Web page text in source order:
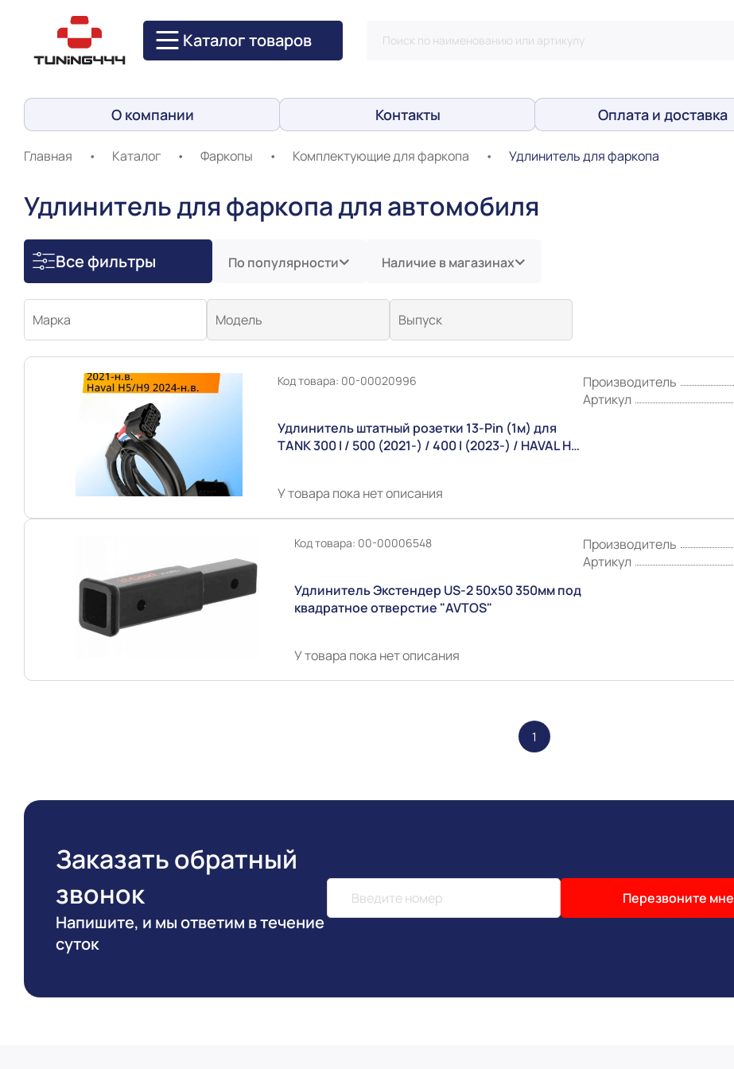
Каталог товаров
О компании Контакты Оплата и доставка
Главная • Каталог • Фаркопы • Комплектующие для фаркопа • Удлинитель для фаркопа
Удлинитель для фаркопа для автомобиля
Все фильтры По популярности Наличие в магазинах
Марка Модель Выпуск
Код товара: 00-00020996
Удлинитель штатный розетки 13-Pin (1м) для
TANK 300 I / 500 (2021-) / 400 I (2023-) / HAVAL H5
У товара пока нет описания
Производитель
Артикул
Код товара: 00-00006548
Удлинитель Экстендер US-2 50х50 350мм под
квадратное отверстие "AVTOS"
У товара пока нет описания
Производитель
Артикул
1
Заказать обратный
звонок
Напишите, и мы ответим в течение
суток
Перезвоните мне